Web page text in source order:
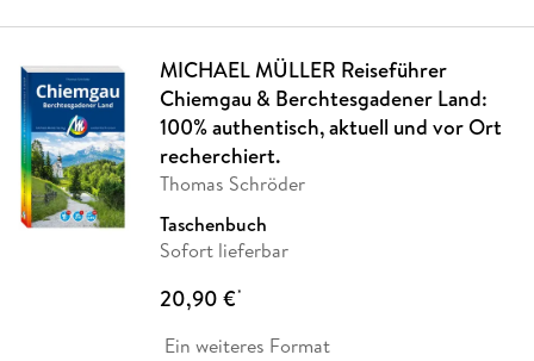
MICHAEL MÜLLER Reiseführer
Chiemgau & Berchtesgadener Land:
100% authentisch, aktuell und vor Ort
recherchiert.
Thomas Schröder
Taschenbuch
Sofort lieferbar
20,90 €*
Ein weiteres Format